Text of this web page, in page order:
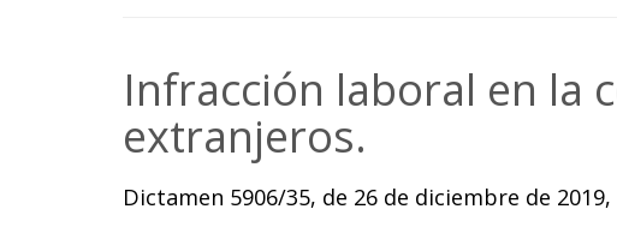
Infracción laboral en la
extranjeros.
Dictamen 5906/35, de 26 de diciembre de